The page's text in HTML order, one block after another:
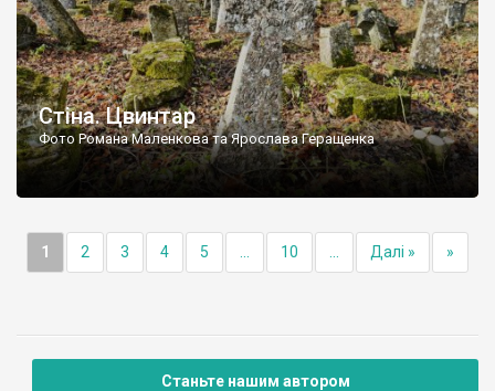
Стіна. Цвинтар
Фото Романа Маленкова та Ярослава Геращенка
1 2 3 4 5 10 Далі » »
Станьте нашим автором